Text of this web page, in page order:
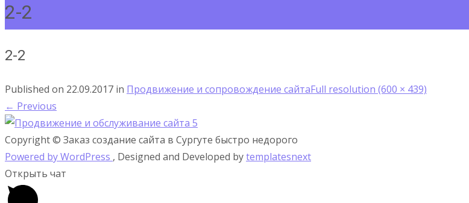
2-2
2-2
Published on 22.09.2017 in Продвижение и сопровождение сайтаFull resolution (600 × 439)
← Previous
Copyright © Заказ создание сайта в Сургуте быстро недорого
Powered by WordPress , Designed and Developed bytemplatesnext
Открыть чат